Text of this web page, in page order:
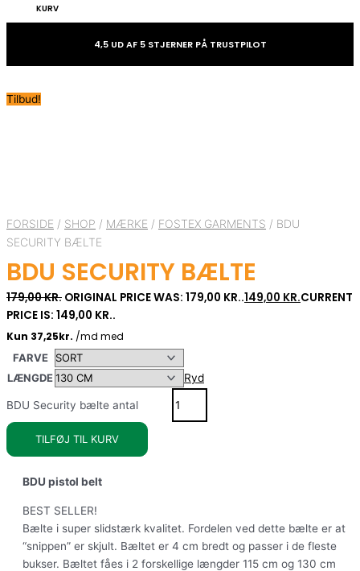
KURV
4,5 UD AF 5 STJERNER PÅ TRUSTPILOT
Tilbud!
FORSIDE / SHOP / MÆRKE / FOSTEX GARMENTS / BDU
SECURITY BÆLTE
BDU SECURITY BÆLTE
179,00KR. ORIGINAL PRICE WAS: 179,00 KR..149,00 KR.CURRENT
PRICE IS: 149,00 KR..
FARVE
LÆNGDE
Ryd
BDU Security bælte antal
TILFØJ TIL KURV
BDU pistol belt
BEST SELLER!
Bælte i super slidstærk kvalitet. Fordelen ved dette bælte er at
“snippen” er skjult. Bæltet er 4 cm bredt og passer i de fleste
bukser. Bæltet fåes i 2 forskellige længder 115 cm og 130 cm